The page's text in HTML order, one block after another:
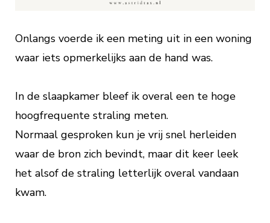
Onlangs voerde ik een meting uit in een woning
waar iets opmerkelijks aan de hand was.
In de slaapkamer bleef ik overal een te hoge
hoogfrequente straling meten.
Normaal gesproken kun je vrij snel herleiden
waar de bron zich bevindt, maar dit keer leek
het alsof de straling letterlijk overal vandaan
kwam.